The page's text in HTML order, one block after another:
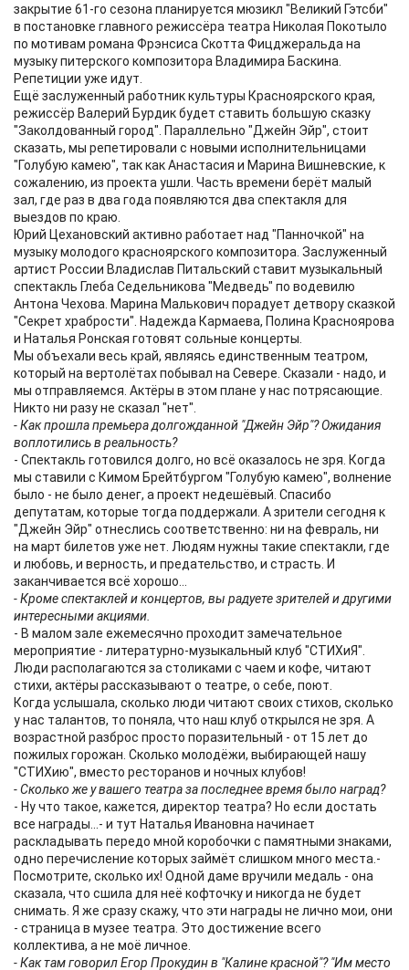
закрытие 61-го сезона планируется мюзикл "Великий Гэтсби"
в постановке главного режиссёра театра Николая Покотыло
по мотивам романа Фрэнсиса Скотта Фицджеральда на
музыку питерского композитора Владимира Баскина.
Репетиции уже идут.
Ещё заслуженный работник культуры Красноярского края,
режиссёр Валерий Бурдик будет ставить большую сказку
"Заколдованный город". Параллельно "Джейн Эйр", стоит
сказать, мы репетировали с новыми исполнительницами
"Голубую камею", так как Анастасия и Марина Вишневские, к
сожалению, из проекта ушли. Часть времени берёт малый
зал, где раз в два года появляются два спектакля для
выездов по краю.
Юрий Цехановский активно работает над "Панночкой" на
музыку молодого красноярского композитора. Заслуженный
артист России Владислав Питальский ставит музыкальный
спектакль Глеба Седельникова "Медведь" по водевилю
Антона Чехова. Марина Малькович порадует детвору сказкой
"Секрет храбрости". Надежда Кармаева, Полина Красноярова
и Наталья Ронская готовят сольные концерты.
Мы объехали весь край, являясь единственным театром,
который на вертолётах побывал на Севере. Сказали - надо, и
мы отправляемся. Актёры в этом плане у нас потрясающие.
Никто ни разу не сказал "нет".
- Как прошла премьера долгожданной "Джейн Эйр"? Ожидания
воплотились в реальность?
- Спектакль готовился долго, но всё оказалось не зря. Когда
мы ставили с Кимом Брейтбургом "Голубую камею", волнение
было - не было денег, а проект недешёвый. Спасибо
депутатам, которые тогда поддержали. А зрители сегодня к
"Джейн Эйр" отнеслись соответственно: ни на февраль, ни
на март билетов уже нет. Людям нужны такие спектакли, где
и любовь, и верность, и предательство, и страсть. И
заканчивается всё хорошо...
- Кроме спектаклей и концертов, вы радуете зрителей и другими
интересными акциями.
- В малом зале ежемесячно проходит замечательное
мероприятие - литературно-музыкальный клуб "СТИХиЯ".
Люди располагаются за столиками с чаем и кофе, читают
стихи, актёры рассказывают о театре, о себе, поют.
Когда услышала, сколько люди читают своих стихов, сколько
у нас талантов, то поняла, что наш клуб открылся не зря. А
возрастной разброс просто поразительный - от 15 лет до
пожилых горожан. Сколько молодёжи, выбирающей нашу
"СТИХию", вместо ресторанов и ночных клубов!
- Сколько же у вашего театра за последнее время было наград?
- Ну что такое, кажется, директор театра? Но если достать
все награды...- и тут Наталья Ивановна начинает
раскладывать передо мной коробочки с памятными знаками,
одно перечисление которых займёт слишком много места.-
Посмотрите, сколько их! Одной даме вручили медаль - она
сказала, что сшила для неё кофточку и никогда не будет
снимать. Я же сразу скажу, что эти награды не лично мои, они
- страница в музее театра. Это достижение всего
коллектива, а не моё личное.
- Как там говорил Егор Прокудин в "Калине красной"? "Им место